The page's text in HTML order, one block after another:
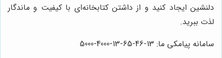
دلنشین ایجاد کنید و از داشتن کتابخانه‌ای با کیفیت و ماندگار
لذت ببرید.
سامانه پیامکی ما: 13-46-65-13-4000-5000